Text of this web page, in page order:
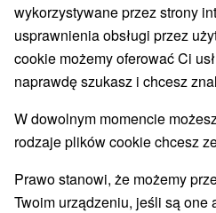
Wybierz lokalizację lub
Najlepiej sprzedające
Najczęściej wyszukiwane
w Tatrach(32) Prešovský kraj
wykorzystywane przez strony
usprawnienia obsługi przez
cookie możemy oferować Ci
naprawdę szukasz i chcesz
W dowolnym momencie
rodzaje plików cookie chcesz
Prawo stanowi, że możemy
Twoim urządzeniu, jeśli są one